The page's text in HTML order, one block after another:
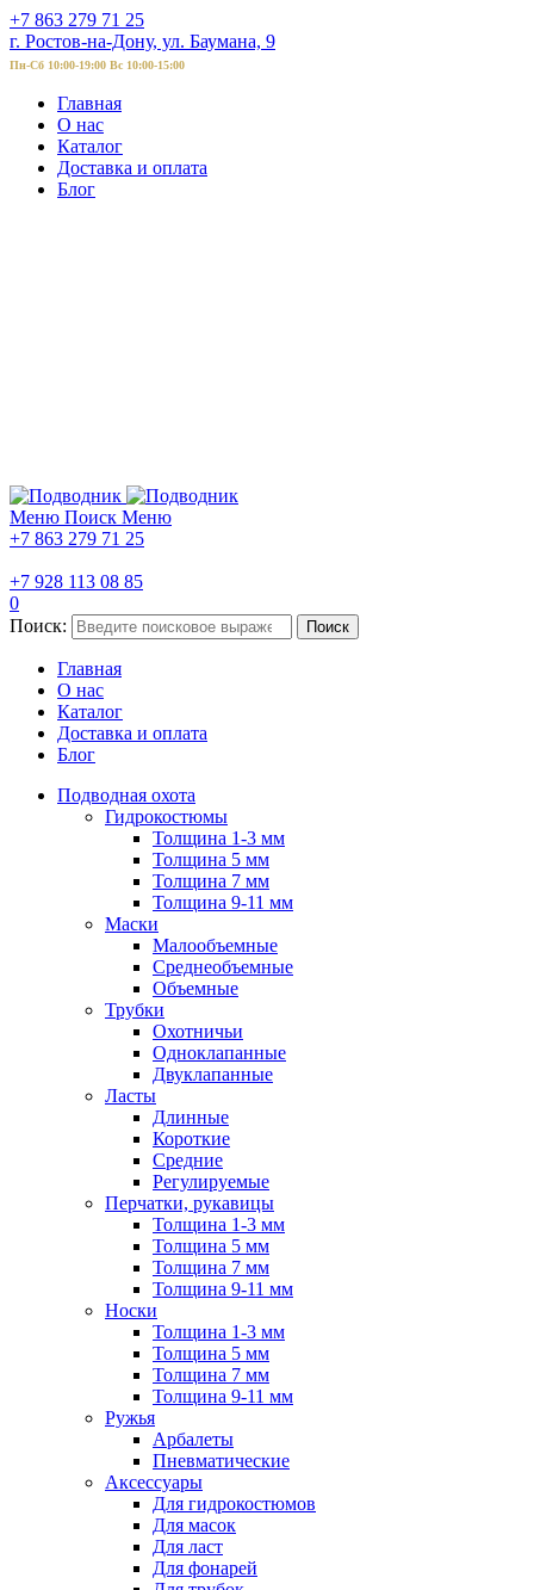
+7 863 279 71 25
г. Ростов-на-Дону, ул. Баумана, 9
Пн-Сб 10:00-19:00 Вс 10:00-15:00
Главная
О нас
Каталог
Доставка и оплата
Блог
Меню Поиск Меню
+7 863 279 71 25
+7 928 113 08 85
0
Поиск:
Поиск
Главная
О нас
Каталог
Доставка и оплата
Блог
Подводная охота
Гидрокостюмы
Толщина 1-3 мм
Толщина 5 мм
Толщина 7 мм
Толщина 9-11 мм
Маски
Малообъемные
Среднеобъемные
Объемные
Трубки
Охотничьи
Одноклапанные
Двуклапанные
Ласты
Длинные
Короткие
Средние
Регулируемые
Перчатки, рукавицы
Толщина 1-3 мм
Толщина 5 мм
Толщина 7 мм
Толщина 9-11 мм
Носки
Толщина 1-3 мм
Толщина 5 мм
Толщина 7 мм
Толщина 9-11 мм
Ружья
Арбалеты
Пневматические
Аксессуары
Для гидрокостюмов
Для масок
Для ласт
Для фонарей